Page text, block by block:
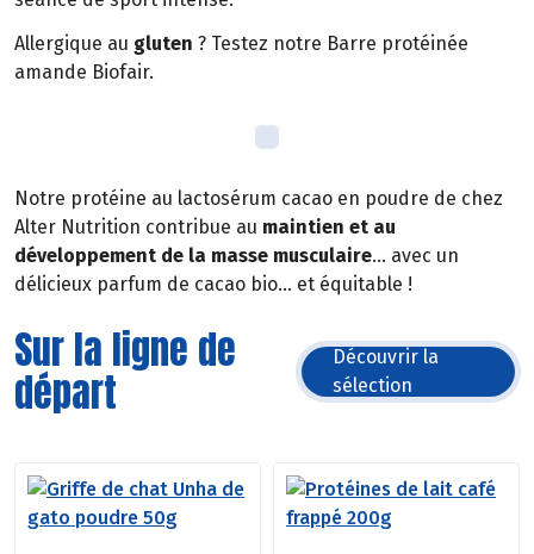
Allergique au gluten ? Testez notre Barre protéinée
amande Biofair.
Notre protéine au lactosérum cacao en poudre de chez
Alter Nutrition contribue au maintien et au
développement de la masse musculaire… avec un
délicieux parfum de cacao bio… et équitable !
Sur la ligne de
départ
Découvrir la
sélection